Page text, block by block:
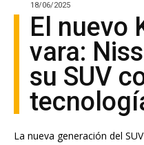
18/06/2025
El nuevo
vara:
su SUV
La nueva generación del